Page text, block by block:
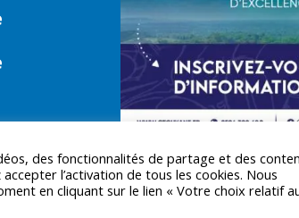
des fonctionnalités de partage et des
l’activation de tous les cookies. Nous
en cliquant sur le lien « Votre choix relatif